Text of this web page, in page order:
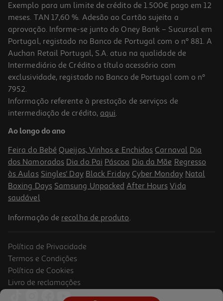
Tapete De Rato Gaming Qilive 864363
7.99 €/un
7,99 €
Jogo Ps5 Mortal Kombat 11 Ultimate
Exemplo para um limite de crédito de 1.500€ pago em 12
meses. TAN 17,60 %. Adesão ao Cartão sujeita a
aprovação. Informe-se junto do Oney Bank – Sucursal em
Portugal, registado no Banco de Portugal com o nº 881. A
Auchan Retail Portugal, S.A. atua na qualidade de
Intermediário de Crédito a título acessório com
exclusividade, registado no Banco de Portugal com o nº
7952.
Informação referente à prestação de serviços de
intermediação de crédito, aqui.
Ao longo do ano
Feira do Bebé Queijos, Vinhos e Enchidos Carnaval Dia
dos Namorados Dia do Pai Páscoa Dia da Mãe Regresso
às Aulas Singles' Day Black Friday Cyber Monday Natal
Boxing Days Samsung Unpacked After Hours Vida
saudável
Informação de recolha de produto.
Política de Privacidade
Termos e Condições
Política de Cookies
Livro de reclamações